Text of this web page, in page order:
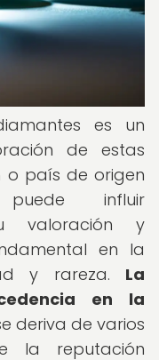
es un
de estas
o país de origen
influir
valoración y
en la
y rareza. La
en la
deriva de varios
la reputación